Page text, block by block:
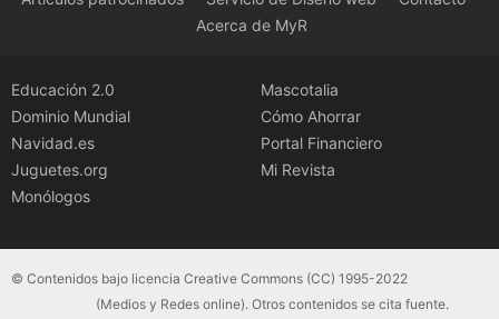
Acerca de MyR
Educación 2.0
Dominio Mundial
Navidad.es
Juguetes.org
Monólogos
Mascotalia
Cómo Ahorrar
Portal Financiero
Mi Revista
© Contenidos bajo licencia Creative Commons (CC) 1995-2022
(Medios y Redes online). Otros contenidos se cita fuente.